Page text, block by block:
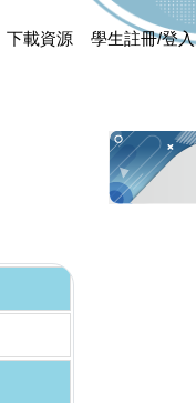
下載資源 學生註冊/登入